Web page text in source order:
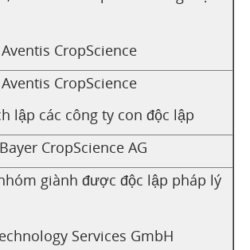
CropScience
CropScience
lập các công ty con độc lập
CropScience AG
giành được độc lập pháp lý
Services GmbH